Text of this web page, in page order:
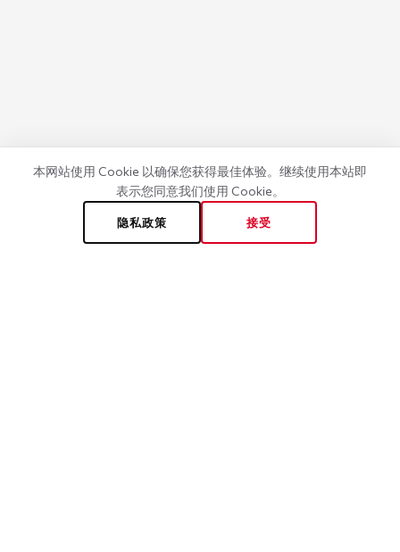
本网站使用 Cookie 以确保您获得最佳体验。继续使用本站即
表示您同意我们使用 Cookie。
隐私政策 接受